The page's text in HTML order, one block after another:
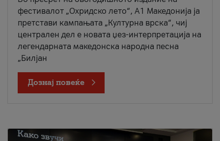
фестивалот „Охридско лето“, А1 Македонија ја
претстави кампањата „Културна врска“, чиј
централен дел е новата џез-интерпретација на
легендарната македонска народна песна
„Билјан
Дознај повеќе